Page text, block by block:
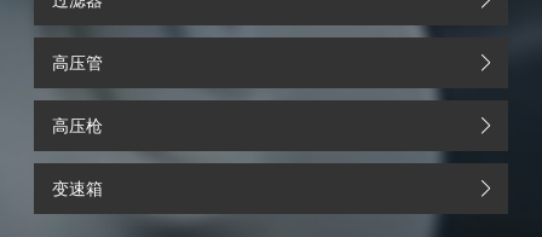
高压管
高压枪
变速箱